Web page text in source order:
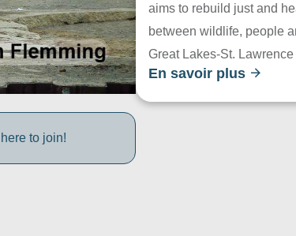
to join!
aims to rebuild just and
between wildlife, people
Great Lakes-St.
En savoir plus